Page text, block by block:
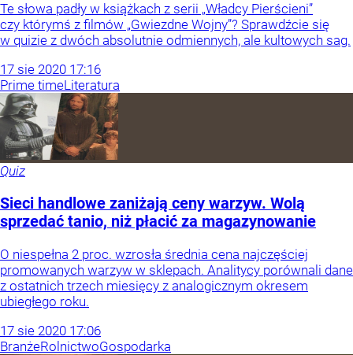
Te słowa padły w książkach z serii „Władcy Pierścieni”
czy którymś z filmów „Gwiezdne Wojny”? Sprawdźcie się
w quizie z dwóch absolutnie odmiennych, ale kultowych sag.
17 sie 2020 17:16
Prime timeLiteratura
Quiz
Sieci handlowe zaniżają ceny warzyw. Wolą
sprzedać tanio, niż płacić za magazynowanie
O niespełna 2 proc. wzrosła średnia cena najczęściej
promowanych warzyw w sklepach. Analitycy porównali dane
z ostatnich trzech miesięcy z analogicznym okresem
ubiegłego roku.
17 sie 2020 17:06
BranżeRolnictwoGospodarka